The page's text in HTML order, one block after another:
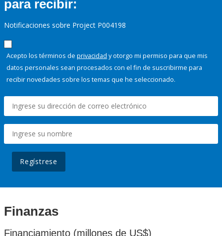
para recibir:
Notificaciones sobre Project P004198
Acepto los términos de privacidad y otorgo mi permiso para que mis
datos personales sean procesados con el fin de suscribirme para
recibir novedades sobre los temas que he seleccionado.
Regístrese
Finanzas
Financiamiento (millones de US$)